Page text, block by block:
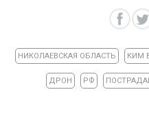
НИКОЛАЕВСКАЯ ОБЛАСТЬ КИМ
ДРОН РФ